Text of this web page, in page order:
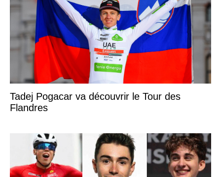
Tadej Pogacar va découvrir le Tour des
Flandres